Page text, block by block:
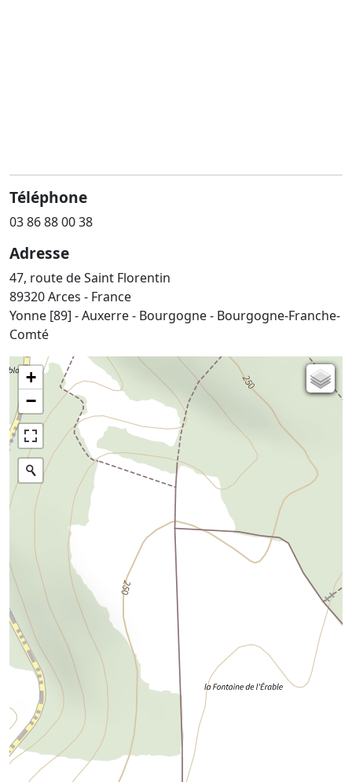
Téléphone
03 86 88 00 38
Adresse
47, route de Saint Florentin
89320 Arces - France
Yonne [89] - Auxerre - Bourgogne - Bourgogne-Franche-
Comté
+
−
Parcellaire cadastral
Plan IGN